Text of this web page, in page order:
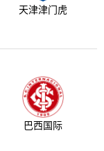
天津津门虎
巴西国际